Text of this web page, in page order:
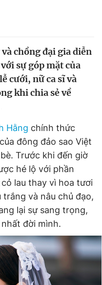
360
cần biết
hệ quảng cáo
chồng đại gia diễn
sự góp mặt của
cưới, nữ ca sĩ và
khi chia sẻ về
Hằng chính thức
đông đảo sao Việt
Trước khi đến giờ
hé lộ với phần
lau thay vì hoa tươi
và nâu chủ đạo,
lại sự sang trọng,
đời mình.